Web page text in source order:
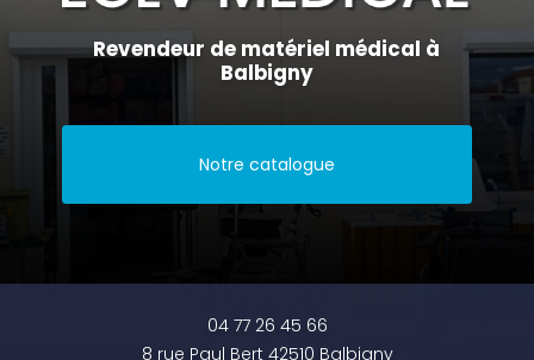
Revendeur de matériel médical à
Balbigny
Notre catalogue
04 77 26 45 66
8 rue Paul Bert 42510 Balbigny